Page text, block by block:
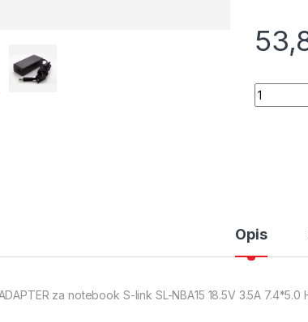
AC
Opis
za notebook S-link SL-NBA15 18.5V 3.5A